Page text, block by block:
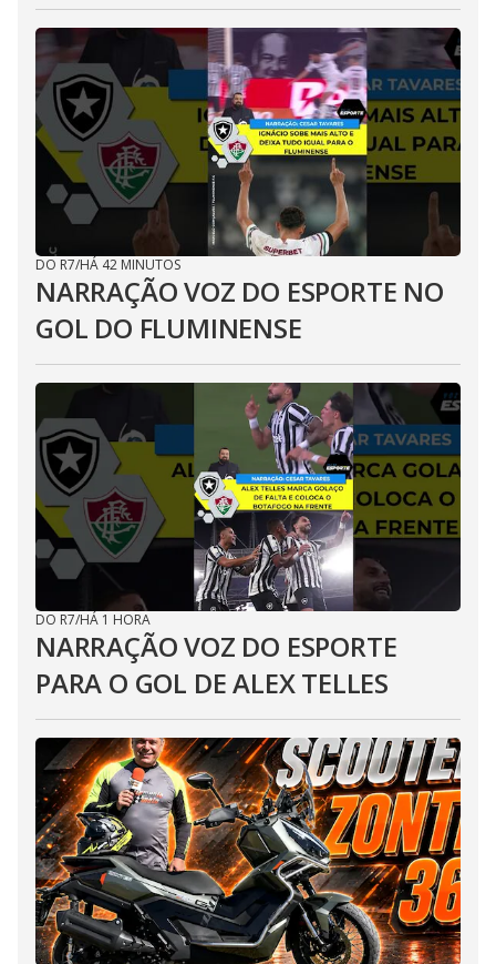
DO R7/HÁ 42 MINUTOS
NARRAÇÃO VOZ DO ESPORTE NO
GOL DO FLUMINENSE
DO R7/HÁ 1 HORA
NARRAÇÃO VOZ DO ESPORTE
PARA O GOL DE ALEX TELLES